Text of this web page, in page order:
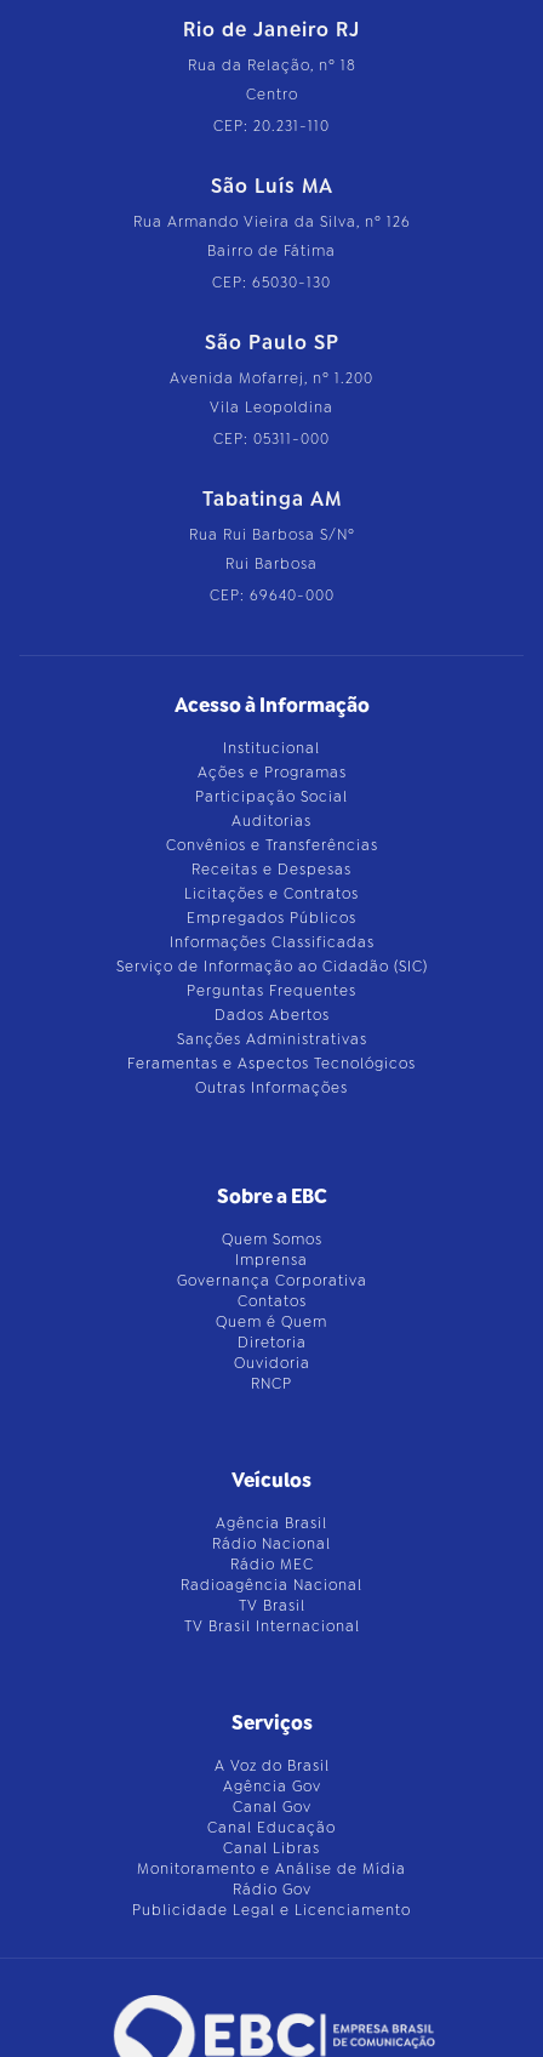
Rio de Janeiro RJ
Rua da Relação, nº 18
Centro
CEP: 20.231-110
São Luís MA
Rua Armando Vieira da Silva, nº 126
Bairro de Fátima
CEP: 65030-130
São Paulo SP
Avenida Mofarrej, nº 1.200
Vila Leopoldina
CEP: 05311-000
Tabatinga AM
Rua Rui Barbosa S/Nº
Rui Barbosa
CEP: 69640-000
Acesso à Informação
Institucional
Ações e Programas
Participação Social
Auditorias
Convênios e Transferências
Receitas e Despesas
Licitações e Contratos
Empregados Públicos
Informações Classificadas
Serviço de Informação ao Cidadão (SIC)
Perguntas Frequentes
Dados Abertos
Sanções Administrativas
Feramentas e Aspectos Tecnológicos
Outras Informações
Sobre a EBC
Quem Somos
Imprensa
Governança Corporativa
Contatos
Quem é Quem
Diretoria
Ouvidoria
RNCP
Veículos
Agência Brasil
Rádio Nacional
Rádio MEC
Radioagência Nacional
TV Brasil
TV Brasil Internacional
Serviços
A Voz do Brasil
Agência Gov
Canal Gov
Canal Educação
Canal Libras
Monitoramento e Análise de Mídia
Rádio Gov
Publicidade Legal e Licenciamento